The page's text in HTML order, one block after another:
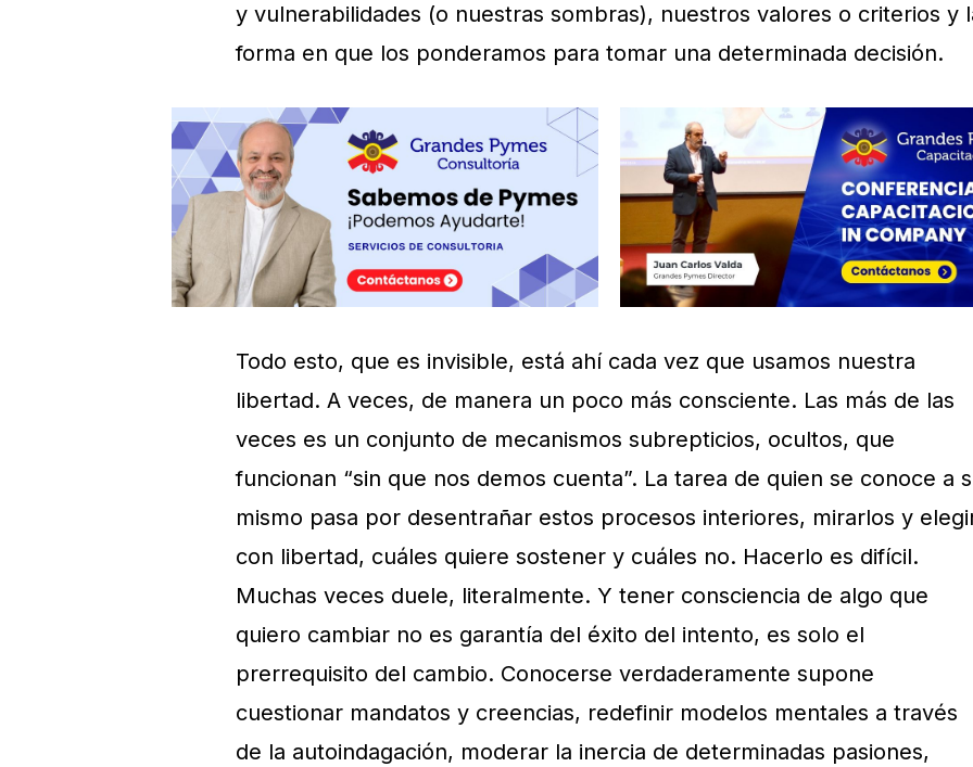
y vulnerabilidades (o nuestras sombras), nuestros valores o criterios y
forma en que los ponderamos para tomar una determinada decisión.
Todo esto, que es invisible, está ahí cada vez que usamos nuestra
libertad. A veces, de manera un poco más consciente. Las más de las
veces es un conjunto de mecanismos subrepticios, ocultos, que
funcionan “sin que nos demos cuenta”. La tarea de quien se conoce a
mismo pasa por desentrañar estos procesos interiores, mirarlos y
con libertad, cuáles quiere sostener y cuáles no. Hacerlo es difícil.
Muchas veces duele, literalmente. Y tener consciencia de algo que
quiero cambiar no es garantía del éxito del intento, es solo el
prerrequisito del cambio. Conocerse verdaderamente supone
cuestionar mandatos y creencias, redefinir modelos mentales a través
de la autoindagación, moderar la inercia de determinadas pasiones,